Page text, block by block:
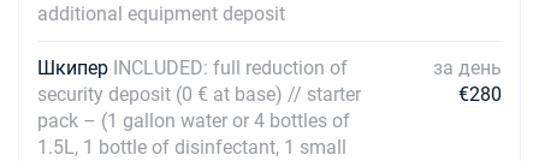
27/11/2027 - 04/12/2027 €3865
Забронировать
04/12/2027 - 11/12/2027
Забронировать
additional equipment deposit
Шкипер INCLUDED: full reduction of
security deposit (0 € at base) // starter
pack – (1 gallon water or 4 bottles of
1.5L, 1 bottle of disinfectant, 1 small
за день
€280